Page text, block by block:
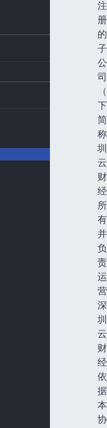
注
册
的
子
公
司
下
简
圳
云
财
所
有
并
负
责
运
深
圳
云
财
经
依
据
本
协